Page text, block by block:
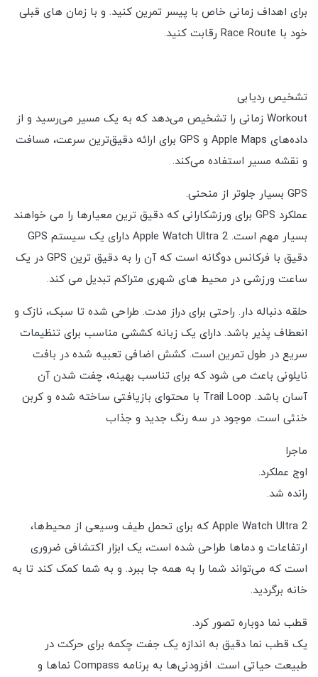
برای اهداف زمانی خاص با پیسر تمرین کنید. و با زمان های قبلی
خود با Race Route رقابت کنید.
تشخیص ردیابی
Workout زمانی را تشخیص می‌دهد که به یک مسیر می‌رسید و از
داده‌های Apple Maps و GPS برای ارائه دقیق‌ترین سرعت، مسافت
و نقشه مسیر استفاده می‌کند.
GPS بسیار جلوتر از منحنی.
عملکرد GPS برای ورزشکارانی که دقیق ترین معیارها را می خواهند
بسیار مهم است. Apple Watch Ultra 2 دارای یک سیستم GPS
دقیق با فرکانس دوگانه است که آن را به دقیق ترین GPS در یک
ساعت ورزشی در محیط های شهری متراکم تبدیل می کند.
حلقه دنباله دار. راحتی برای دراز مدت. طراحی شده تا سبک، نازک و
انعطاف پذیر باشد. دارای یک زبانه کششی مناسب برای تنظیمات
سریع در طول تمرین است. کشش اضافی تعبیه شده در بافت
نایلونی باعث می شود که برای تناسب بهینه، چفت شدن آن
آسان باشد. Trail Loop با محتوای بازیافتی ساخته شده و کربن
خنثی است. موجود در سه رنگ جدید و جذاب
ماجرا
اوج عملکرد.
رانده شد.
Apple Watch Ultra 2 که برای تحمل طیف وسیعی از محیط‌ها،
ارتفاعات و دماها طراحی شده است، یک ابزار اکتشافی ضروری
است که می‌تواند شما را به همه جا ببرد. و به شما کمک کند تا به
خانه برگردید.
قطب نما دوباره تصور کرد.
یک قطب نما دقیق به اندازه یک جفت چکمه برای حرکت در
طبیعت حیاتی است. افزودنی‌ها به برنامه Compass نماها و